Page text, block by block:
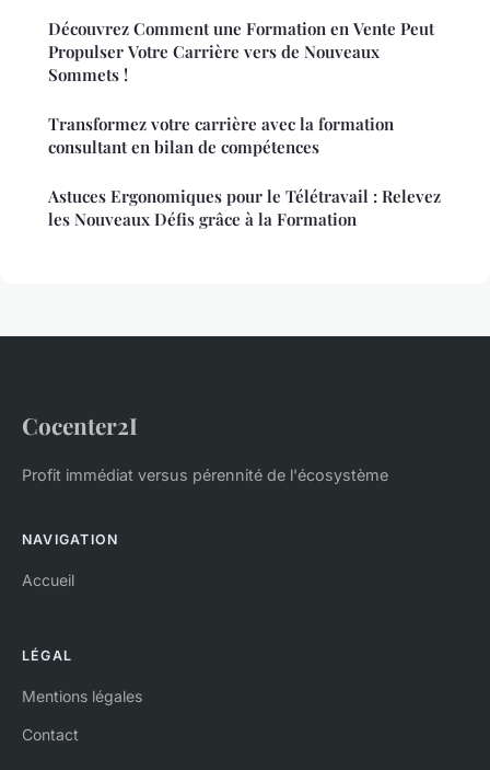
Découvrez Comment une Formation en Vente Peut
Propulser Votre Carrière vers de Nouveaux
Sommets !
Transformez votre carrière avec la formation
consultant en bilan de compétences
Astuces Ergonomiques pour le Télétravail : Relevez
les Nouveaux Défis grâce à la Formation
Cocenter2I
Profit immédiat versus pérennité de l'écosystème
NAVIGATION
Accueil
LÉGAL
Mentions légales
Contact